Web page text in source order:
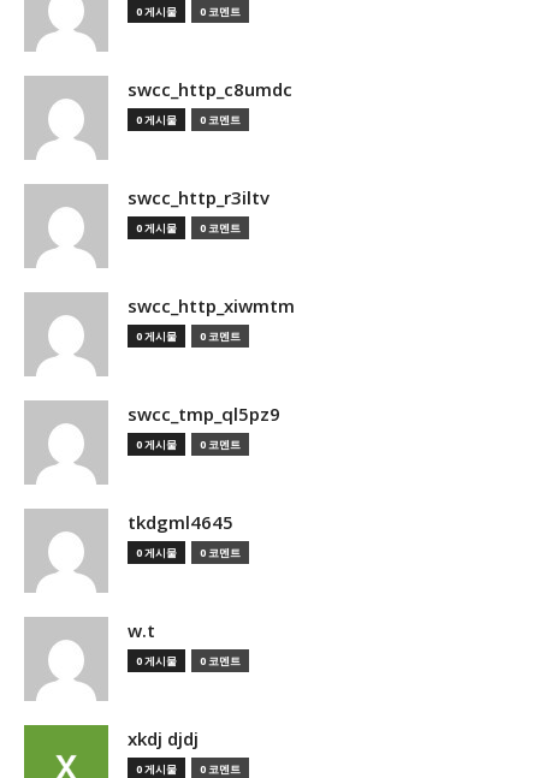
0 게시물 0 코멘트
swcc_http_c8umdc
0 게시물 0 코멘트
swcc_http_r3iltv
0 게시물 0 코멘트
swcc_http_xiwmtm
0 게시물 0 코멘트
swcc_tmp_ql5pz9
0 게시물 0 코멘트
tkdgml4645
0 게시물 0 코멘트
w.t
0 게시물 0 코멘트
xkdj djdj
0 게시물 0 코멘트